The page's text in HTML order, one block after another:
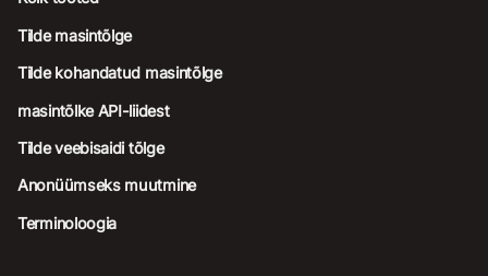
Tilde masintõlge
Tilde kohandatud masintõlge
masintõlke API-liidest
Tilde veebisaidi tõlge
Anonüümseks muutmine
Terminoloogia